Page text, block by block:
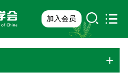
加入会员